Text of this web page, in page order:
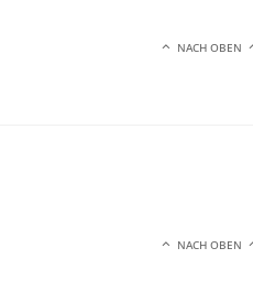
NACH OBEN
NACH OBEN